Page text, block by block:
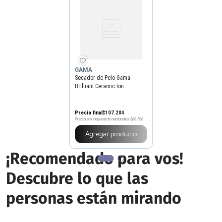
GAMA
Secador de Pelo Gama
Brilliant Ceramic Ion
Precio final$107.204
Precio sin impuestos nacionales $88.598
Agregar producto
¡Recomendado para vos!
Descubre lo que las
personas están mirando